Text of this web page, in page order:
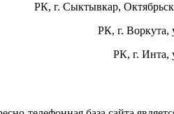
РК, г. Сыктывкар,
РК, г. Воркута,
РК, г. Инта,